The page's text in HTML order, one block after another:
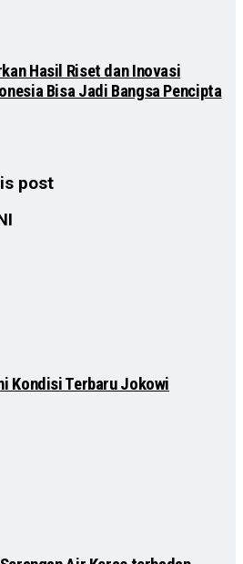
Hasil Riset dan Inovasi
Bisa Jadi Bangsa Pencipta
post
Kondisi Terbaru Jokowi